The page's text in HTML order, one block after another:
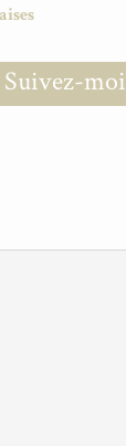
Suivez-moi